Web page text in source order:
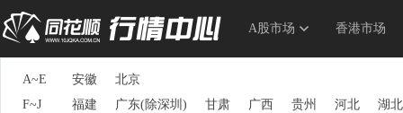
A股市场 香港市场
A~E 安徽
北京
F~J
福建 广东(除深圳) 甘肃 广西 贵州 河北
湖北